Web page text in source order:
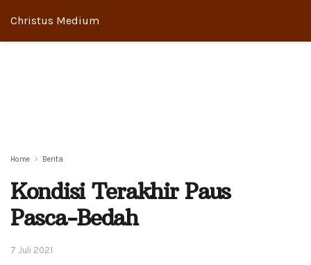
Christus Medium
Home Berita
Kondisi Terakhir Paus
Pasca-Bedah
7 Juli 2021